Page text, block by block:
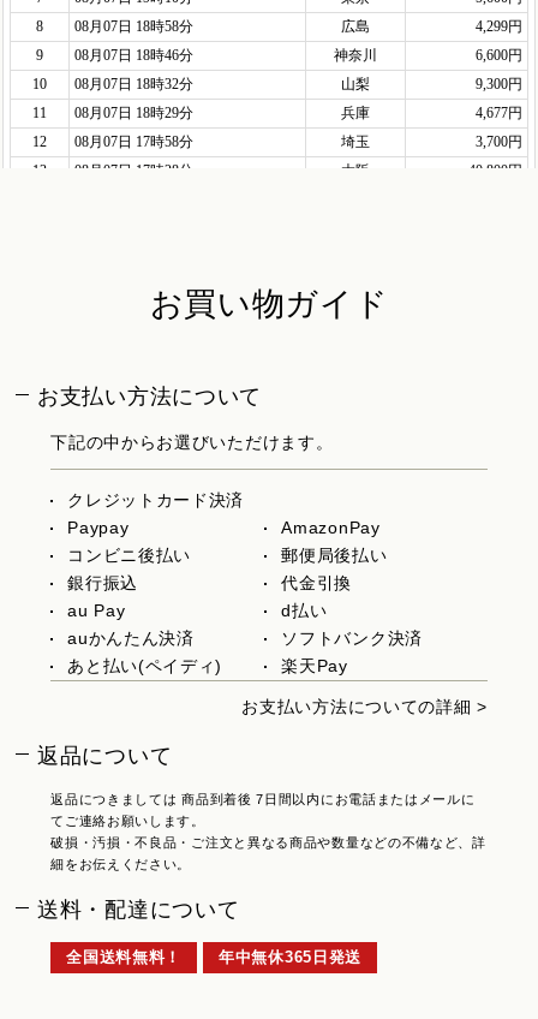
お買い物ガイド
お支払い方法について
下記の中からお選びいただけます。
クレジットカード決済
Paypay
AmazonPay
コンビニ後払い
郵便局後払い
銀行振込
代金引換
au Pay
d払い
auかんたん決済
ソフトバンク決済
あと払い(ペイディ)
楽天Pay
お支払い方法についての詳細 >
返品について
返品につきましては 商品到着後 7日間以内にお電話またはメールに
てご連絡お願いします。
破損・汚損・不良品・ご注文と異なる商品や数量などの不備など、詳
細をお伝えください。
送料・配達について
全国送料無料！ 年中無休365日発送